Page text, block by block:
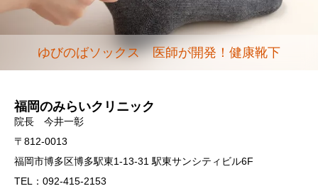
ゆびのばソックス 医師が開発！健康靴下
福岡のみらいクリニック
院長 今井一彰
〒812-0013
福岡市博多区博多駅東1-13-31 駅東サンシティビル6F
TEL：092-415-2153